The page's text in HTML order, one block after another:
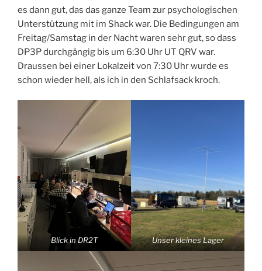
es dann gut, das das ganze Team zur psychologischen
Unterstützung mit im Shack war. Die Bedingungen am
Freitag/Samstag in der Nacht waren sehr gut, so dass
DP3P durchgängig bis um 6:30 Uhr UT QRV war.
Draussen bei einer Lokalzeit von 7:30 Uhr wurde es
schon wieder hell, als ich in den Schlafsack kroch.
Blick in DR2T Unser kleines Lager